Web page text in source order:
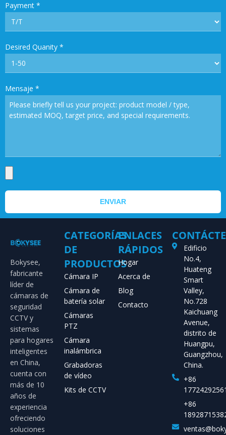
Payment *
Desired Quanity *
Mensaje *
ENVIAR
Bokysee,
fabricante
líder de
cámaras de
seguridad
CCTV y
sistemas
para hogares
inteligentes
en China,
cuenta con
más de 10
años de
experiencia
ofreciendo
soluciones
CATEGORÍAS
DE
PRODUCTOS
Cámara IP
Cámara de
batería solar
Cámaras
PTZ
Cámara
inalámbrica
Grabadoras
de vídeo
Kits de CCTV
ENLACES
RÁPIDOS
Hogar
Acerca de
Blog
Contacto
Edificio
No.4,
Huateng
Smart
Valley,
No.728
Kaichuang
Avenue,
distrito de
Huangpu,
Guangzhou,
China.
+86
+86